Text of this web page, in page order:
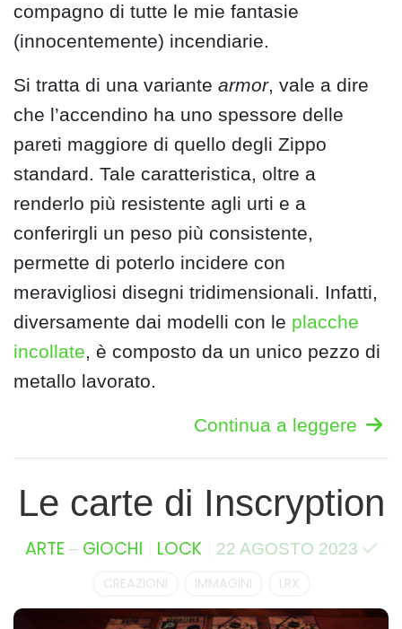
compagno di tutte le mie fantasie
(innocentemente) incendiarie.
Si tratta di una variante armor, vale a dire
che l’accendino ha uno spessore delle
pareti maggiore di quello degli Zippo
standard. Tale caratteristica, oltre a
renderlo più resistente agli urti e a
conferirgli un peso più consistente,
permette di poterlo incidere con
meravigliosi disegni tridimensionali. Infatti,
diversamente dai modelli con le placche
incollate, è composto da un unico pezzo di
metallo lavorato.
Continua a leggere
Le carte di Inscryption
ARTE– GIOCHI LOCK 22 AGOSTO 2023
CREAZIONI IMMAGINI LRX